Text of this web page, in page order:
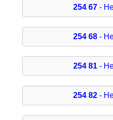
254 67 -
254 68 -
254 81 -
254 82 -